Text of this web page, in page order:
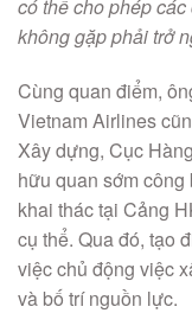
có thể cho phép
không gặp phải trở
Cùng quan điểm,
Vietnam Airlines
Xây dựng, Cục
hữu quan sớm
khai thác tại Cảng
cụ thể. Qua đó, tạo
việc chủ động việc
và bố trí nguồn lực.